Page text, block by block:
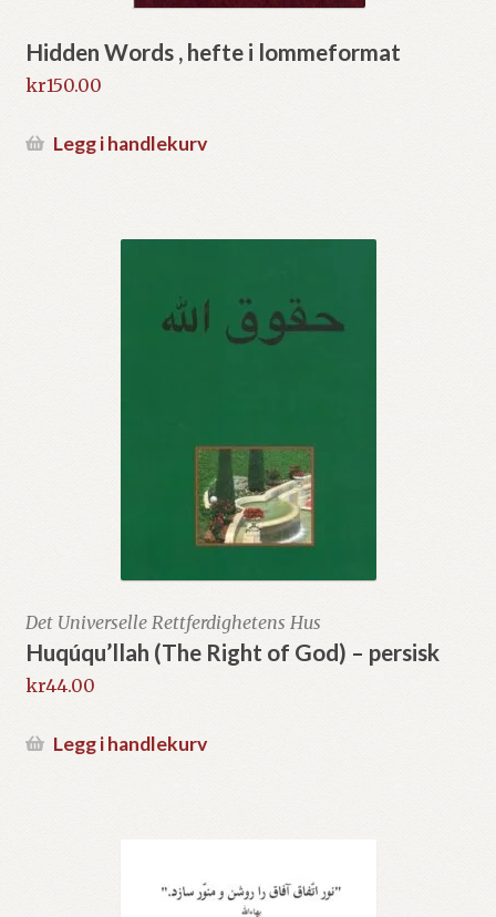
Hidden Words , hefte i lommeformat
kr150.00
Legg i handlekurv
Det Universelle Rettferdighetens Hus
Huqúqu’llah (The Right of God) – persisk
kr44.00
Legg i handlekurv